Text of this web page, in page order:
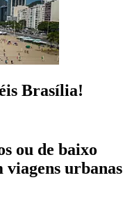
Brasília!
ou de baixo
viagens urbanas